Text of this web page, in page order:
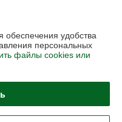
удобства
персональных
файлы cookies или